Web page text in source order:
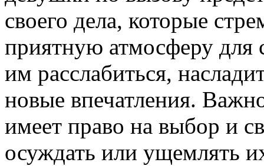
своего дела, которые
приятную атмосферу для
им расслабиться,
новые впечатления.
имеет право на выбор и
осуждать или ущемлять